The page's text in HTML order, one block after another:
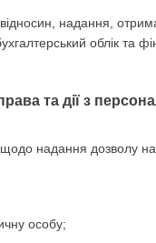
надання,
облік та
та дії з
надання дозволу
особу;